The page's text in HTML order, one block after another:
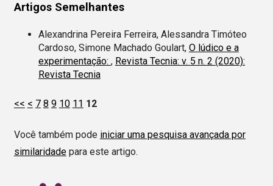
Artigos Semelhantes
Alexandrina Pereira Ferreira, Alessandra Timóteo
Cardoso, Simone Machado Goulart, O lúdico e a
experimentação: , Revista Tecnia: v. 5 n. 2 (2020):
Revista Tecnia
<< < 7 8 9 10 11 12
Você também pode iniciar uma pesquisa avançada por
similaridadepara este artigo.